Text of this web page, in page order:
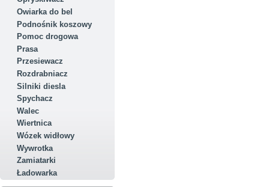
Owiarka do bel
Podnośnik koszowy
Pomoc drogowa
Prasa
Przesiewacz
Rozdrabniacz
Silniki diesla
Spychacz
Walec
Wiertnica
Wózek widłowy
Wywrotka
Zamiatarki
Ładowarka